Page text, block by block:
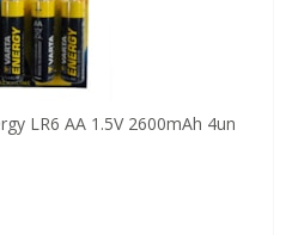
LR6 AA 1.5V 2600mAh 4un